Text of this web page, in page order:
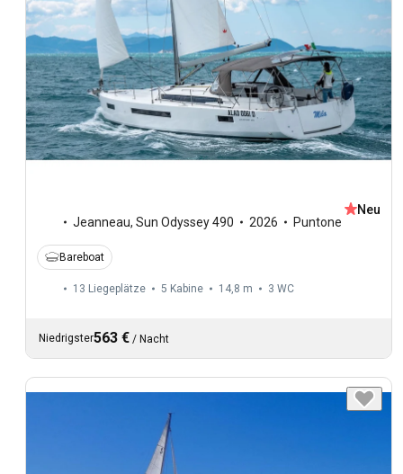
Jeanneau, Sun Odyssey 490 2026 Puntone
Neu
Bareboat
13 Liegeplätze 5 Kabine 14,8 m 3 WC
Niedrigster563 € / Nacht